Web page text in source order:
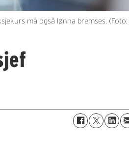
må også lønna bremses. (Foto: